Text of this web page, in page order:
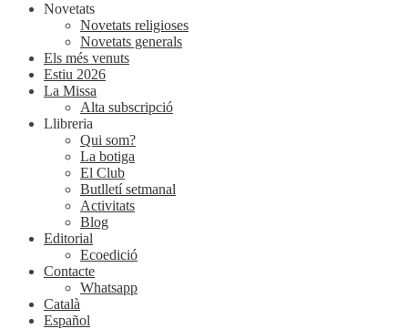
Novetats
Novetats religioses
Novetats generals
Els més venuts
Estiu 2026
La Missa
Alta subscripció
Llibreria
Qui som?
La botiga
El Club
Butlletí setmanal
Activitats
Blog
Editorial
Ecoedició
Contacte
Whatsapp
Català
Español